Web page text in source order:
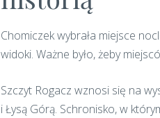
Chomiczek wybrała miejsce
widoki. Ważne było, żeby
Szczyt Rogacz wznosi się na
i Łysą Górą. Schronisko, w